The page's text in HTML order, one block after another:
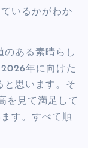
いるかがわか
ある素晴らし
年に向けた
と思います。そ
を見て満足して
す。すべて順